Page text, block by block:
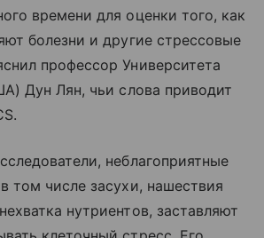
времени для оценки того, как
болезни и другие стрессовые
профессор Университета
Дун Лян, чьи слова приводит
неблагоприятные
том числе засухи, нашествия
нутриентов, заставляют